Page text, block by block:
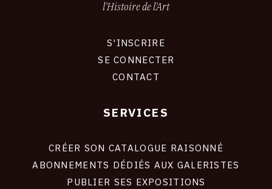
l'Histoire de l'Art
S'INSCRIRE
SE CONNECTER
CONTACT
SERVICES
CRÉER SON CATALOGUE RAISONNÉ
ABONNEMENTS DÉDIÉS AUX GALERISTES
PUBLIER SES EXPOSITIONS